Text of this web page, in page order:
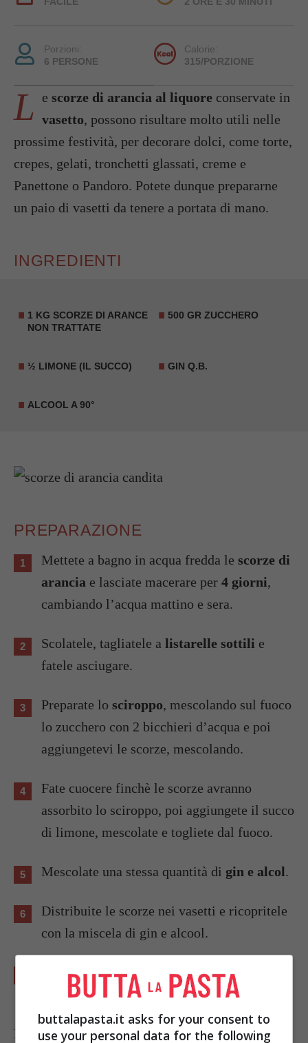
Porzioni:
6 PERSONE
Calorie:
315/PORZIONE
L e scorze di arancia al liquore conservate in
vasetto, possono risultare molto utili nelle
prossime festività, per decorare dolci, come torte,
crepes, gelati, tronchetti glassati, creme e
Panettone o Pandoro. Potete dunque prepararne
un paio di vasetti da tenere a portata di mano.
INGREDIENTI
1 KG SCORZE DI ARANCE
NON TRATTATE
500 GR ZUCCHERO
½ LIMONE (IL SUCCO) GIN Q.B.
ALCOOL A 90°
PREPARAZIONE
Mettete a bagno in acqua fredda le scorze di
arancia e lasciate macerare per 4 giorni,
cambiando l’acqua mattino e sera.
Scolatele, tagliatele a listarelle sottili e
fatele asciugare.
Preparate lo sciroppo, mescolando sul fuoco
lo zucchero con 2 bicchieri d’acqua e poi
aggiungetevi le scorze, mescolando.
Fate cuocere finchè le scorze avranno
assorbito lo sciroppo, poi aggiungete il succo
di limone, mescolate e togliete dal fuoco.
Mescolate una stessa quantità di gin e alcol.
Distribuite le scorze nei vasetti e ricopritele
con la miscela di gin e alcool.
Chiudete i vasetti e conservate in luogo
asciutto e buio.
Prima di utilizzare le scorze fatele riposare nei
buttalapasta.it asks for your consent to
use your personal data for the following